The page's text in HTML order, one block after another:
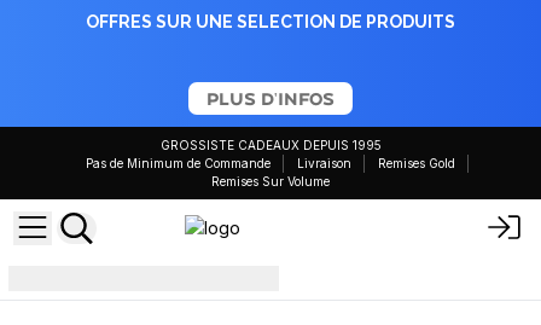
OFFRES SUR UNE SELECTION DE PRODUITS
PLUS D'INFOS
GROSSISTE CADEAUX DEPUIS 1995
Pas de Minimum de Commande
Livraison
Remises Gold
Remises Sur Volume